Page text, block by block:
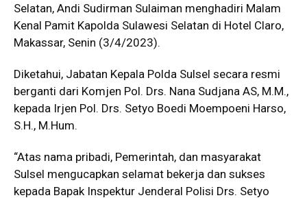
Selatan, Andi Sudirman Sulaiman menghadiri Malam
Kenal Pamit Kapolda Sulawesi Selatan di Hotel Claro,
Makassar, Senin (3/4/2023).
Diketahui, Jabatan Kepala Polda Sulsel secara resmi
berganti dari Komjen Pol. Drs. Nana Sudjana AS, M.M.,
kepada Irjen Pol. Drs. Setyo Boedi Moempoeni Harso,
S.H., M.Hum.
“Atas nama pribadi, Pemerintah, dan masyarakat
Sulsel mengucapkan selamat bekerja dan sukses
kepada Bapak Inspektur Jenderal Polisi Drs. Setyo